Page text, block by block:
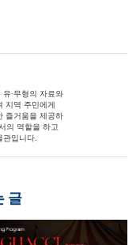
·무형의 자료와
지역 주민에게
즐거움을 제공하
의 역할을 하고
입니다.
글